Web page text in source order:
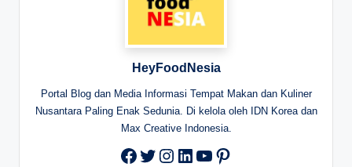
HeyFoodNesia
Portal Blog dan Media Informasi Tempat Makan dan Kuliner
Nusantara Paling Enak Sedunia. Di kelola oleh IDN Korea dan
Max Creative Indonesia.
Facebook
Twitter
Instagram
LinkedIn
YouTube
Pinterest